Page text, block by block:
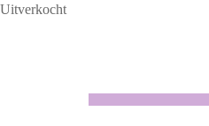
Uitverkocht